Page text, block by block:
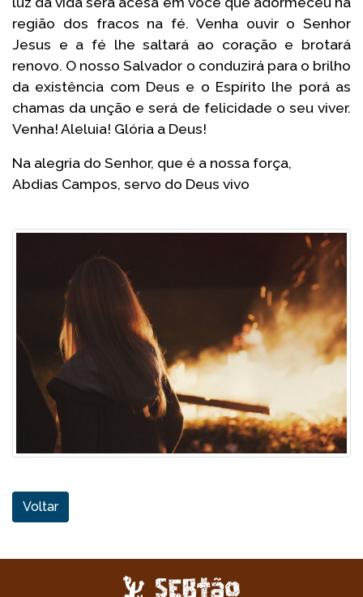
região dos fracos na fé. Venha ouvir o Senhor
Jesus e a fé lhe saltará ao coração e brotará
renovo. O nosso Salvador o conduzirá para o brilho
da existência com Deus e o Espírito lhe porá as
chamas da unção e será de felicidade o seu viver.
Venha! Aleluia! Glória a Deus!
Na alegria do Senhor, que é a nossa força,
Abdias Campos, servo do Deus vivo
Voltar